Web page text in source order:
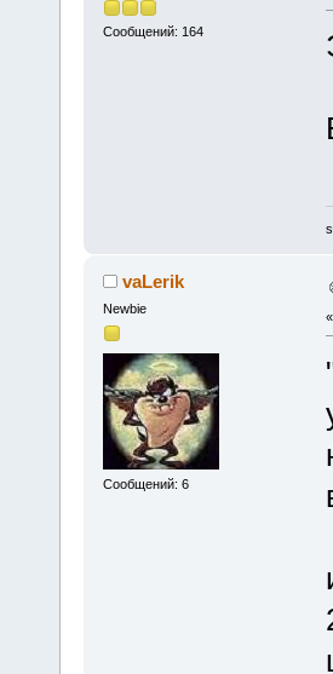
Сообщений: 164
vaLerik
Newbie
Сообщений: 6
«